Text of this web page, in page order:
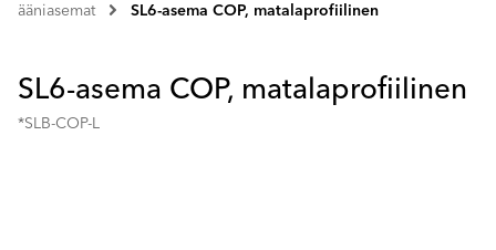
ääniasemat
SL6-asema COP, matalaprofiilinen
SL6-asema COP, matalaprofiilinen
*SLB-COP-L